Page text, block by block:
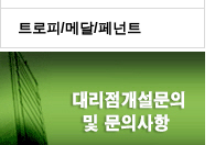
트로피/메달/페넌트